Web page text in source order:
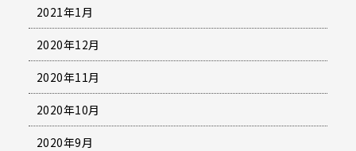
2021年1月
2020年12月
2020年11月
2020年10月
2020年9月